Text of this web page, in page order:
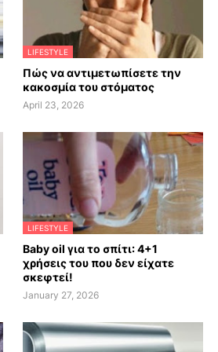
LIFESTYLE
Πώς να αντιμετωπίσετε την
κακοσμία του στόματος
April 23, 2026
LIFESTYLE
Baby oil για το σπίτι: 4+1
χρήσεις του που δεν είχατε
σκεφτεί!
January 27, 2026